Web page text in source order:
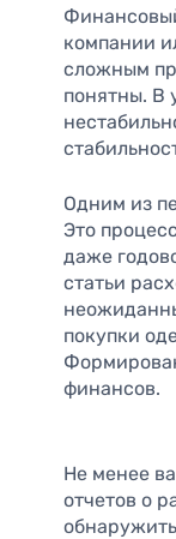
компании
сложным
понятны. В
Одним из
Это
даже
статьи
покупки
финансов.
Не менее
отчетов о